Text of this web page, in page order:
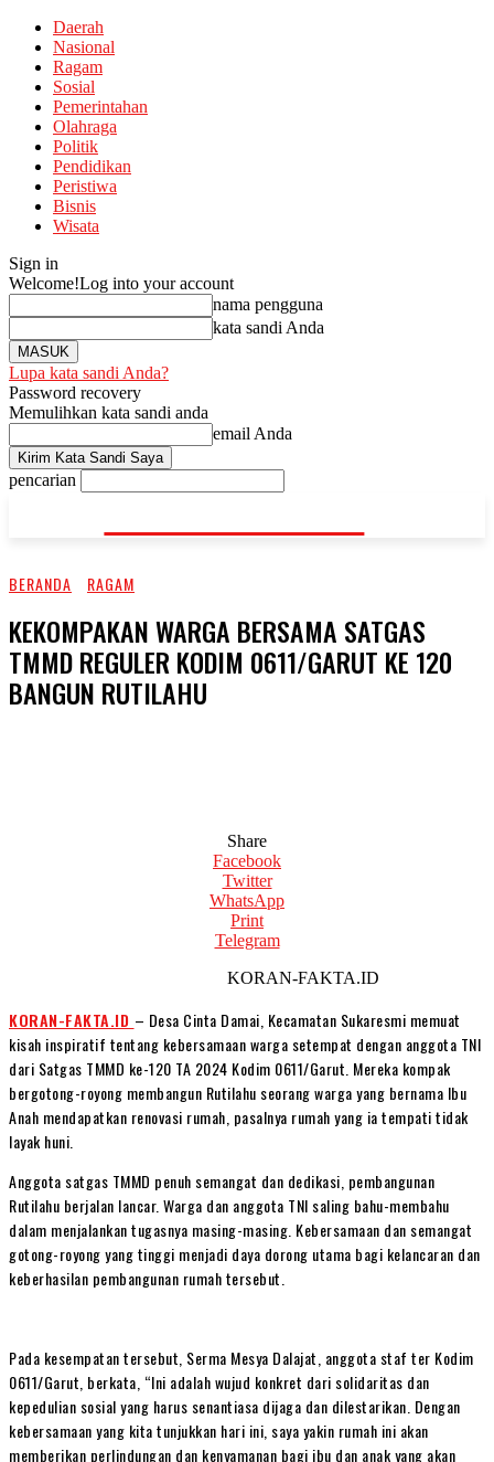
Daerah
Nasional
Ragam
Sosial
Pemerintahan
Olahraga
Politik
Pendidikan
Peristiwa
Bisnis
Wisata
Sign in
Welcome!Log into your account
nama pengguna
kata sandi Anda
Lupa kata sandi Anda?
Password recovery
Memulihkan kata sandi anda
email Anda
pencarian
KORAN-FAKTA.ID
BERANDA RAGAM
KEKOMPAKAN WARGA BERSAMA SATGAS
TMMD REGULER KODIM 0611/GARUT KE 120
BANGUN RUTILAHU
Share
Facebook
Twitter
WhatsApp
Print
Telegram
KORAN-FAKTA.ID
KORAN-FAKTA.ID – Desa Cinta Damai, Kecamatan Sukaresmi memuat
kisah inspiratif tentang kebersamaan warga setempat dengan anggota TNI
dari Satgas TMMD ke-120 TA 2024 Kodim 0611/Garut. Mereka kompak
bergotong-royong membangun Rutilahu seorang warga yang bernama Ibu
Anah mendapatkan renovasi rumah, pasalnya rumah yang ia tempati tidak
layak huni.
Anggota satgas TMMD penuh semangat dan dedikasi, pembangunan
Rutilahu berjalan lancar. Warga dan anggota TNI saling bahu-membahu
dalam menjalankan tugasnya masing-masing. Kebersamaan dan semangat
gotong-royong yang tinggi menjadi daya dorong utama bagi kelancaran dan
keberhasilan pembangunan rumah tersebut.
Pada kesempatan tersebut, Serma Mesya Dalajat, anggota staf ter Kodim
0611/Garut, berkata, “Ini adalah wujud konkret dari solidaritas dan
kepedulian sosial yang harus senantiasa dijaga dan dilestarikan. Dengan
kebersamaan yang kita tunjukkan hari ini, saya yakin rumah ini akan
memberikan perlindungan dan kenyamanan bagi ibu dan anak yang akan